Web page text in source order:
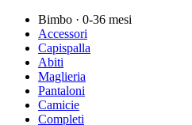
Bimbo · 0-36 mesi
Accessori
Capispalla
Abiti
Maglieria
Pantaloni
Camicie
Completi